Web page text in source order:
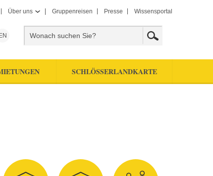
Über uns Gruppenreisen Presse Wissensportal
EN
SCHLÖSSERLANDKARTE